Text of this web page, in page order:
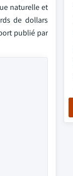
naturelle et
de dollars
publié par